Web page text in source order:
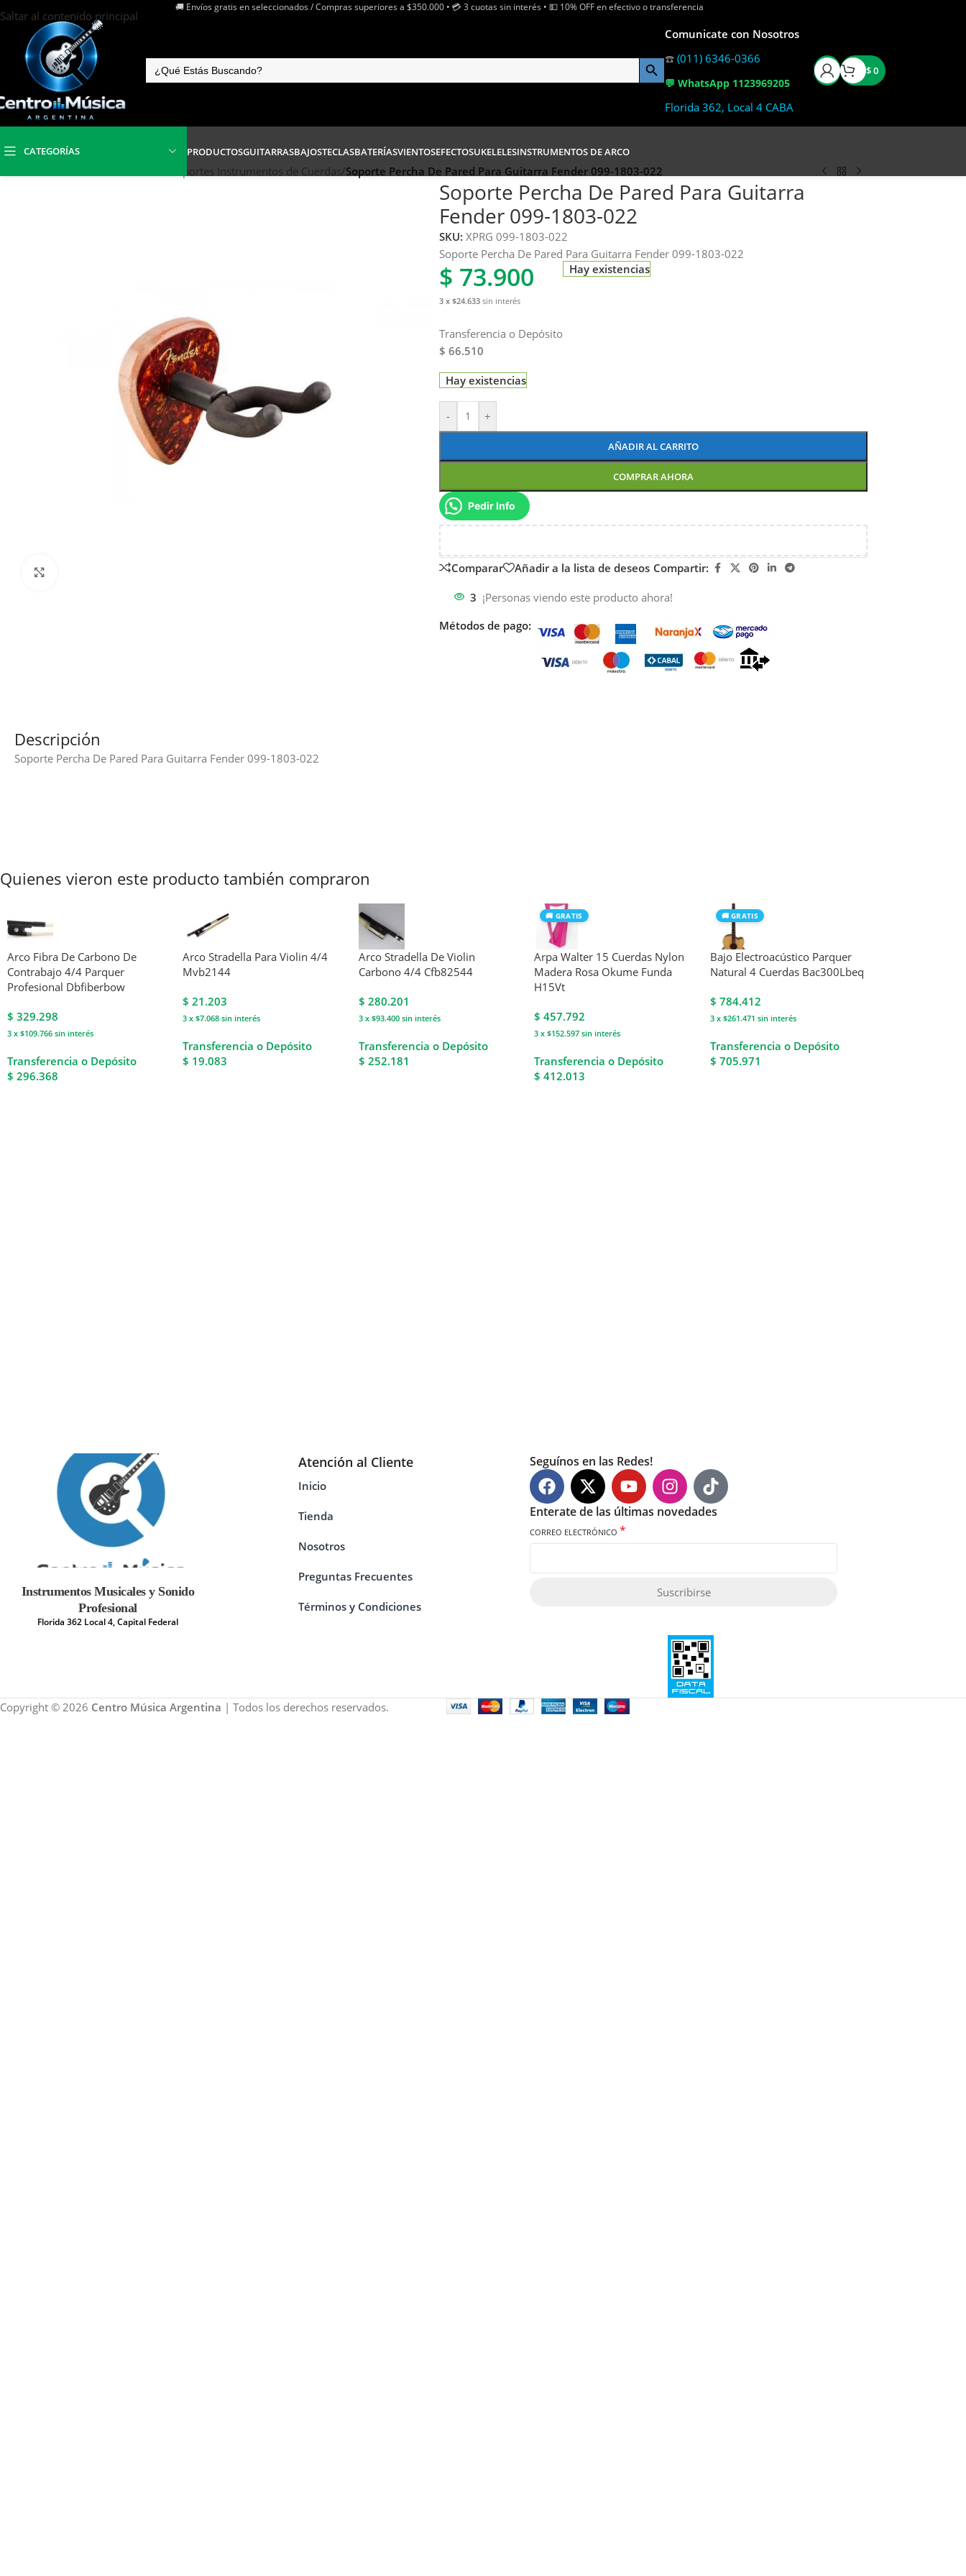
Saltar al contenido principal
🚚 Envíos gratis en seleccionados / Compras superiores a $350.000 • 💳 3 cuotas sin interés • 💵 10% OFF en efectivo o transferencia
Comunicate con Nosotros
☎️ (011) 6346-0366
💬 WhatsApp 1123969205
Florida 362, Local 4 CABA
$0
CATEGORÍAS PRODUCTOSGUITARRASBAJOSTECLASBATERÍASVIENTOSEFECTOSUKELELESINSTRUMENTOS DE ARCO
Soportes Instrumentos de Cuerdas/Soporte Percha De Pared Para Guitarra Fender 099-1803-022
Soporte Percha De Pared Para Guitarra
Fender 099-1803-022
SKU: XPRG 099-1803-022
Soporte Percha De Pared Para Guitarra Fender 099-1803-022
$ 73.900
3 x $24.633 sin interés
Transferencia o Depósito
$ 66.510
Hay existencias
Hay existencias
- +
AÑADIR AL CARRITO
COMPRAR AHORA
Pedir Info
Comparar Añadir a la lista de deseos Compartir:
3 ¡Personas viendo este producto ahora!
Métodos de pago:
Descripción
Soporte Percha De Pared Para Guitarra Fender 099-1803-022
Quienes vieron este producto también compraron
Arco Fibra De Carbono De
Contrabajo 4/4 Parquer
Profesional Dbfiberbow
$ 329.298
3 x $109.766 sin interés
Transferencia o Depósito
$ 296.368
Arco Stradella Para Violin 4/4
Mvb2144
$ 21.203
3 x $7.068 sin interés
Transferencia o Depósito
$ 19.083
Arco Stradella De Violin
Carbono 4/4 Cfb82544
$ 280.201
3 x $93.400sin interés
Transferencia o Depósito
$ 252.181
🚚 GRATIS
Arpa Walter 15 Cuerdas Nylon
Madera Rosa Okume Funda
H15Vt
$ 457.792
3 x $152.597 sin interés
Transferencia o Depósito
$ 412.013
🚚 GRATIS
Bajo Electroacústico Parquer
Natural 4 Cuerdas Bac300Lbeq
$ 784.412
3 x $261.471 sin interés
Transferencia o Depósito
$ 705.971
Instrumentos Musicales y Sonido
Profesional
Florida 362 Local 4, Capital Federal
Atención al Cliente
Inicio
Tienda
Nosotros
Preguntas Frecuentes
Términos y Condiciones
Seguínos en las Redes!
Enterate de las últimas novedades
CORREO ELECTRÓNICO *
Suscribirse
Copyright © 2026 Centro Música Argentina | Todos los derechos reservados.